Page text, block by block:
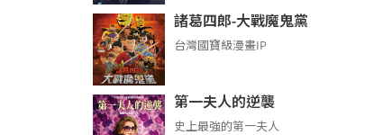
諸葛四郎-大戰魔鬼黨
台灣國寶級漫畫IP
第一夫人的逆襲
史上最強的第一夫人